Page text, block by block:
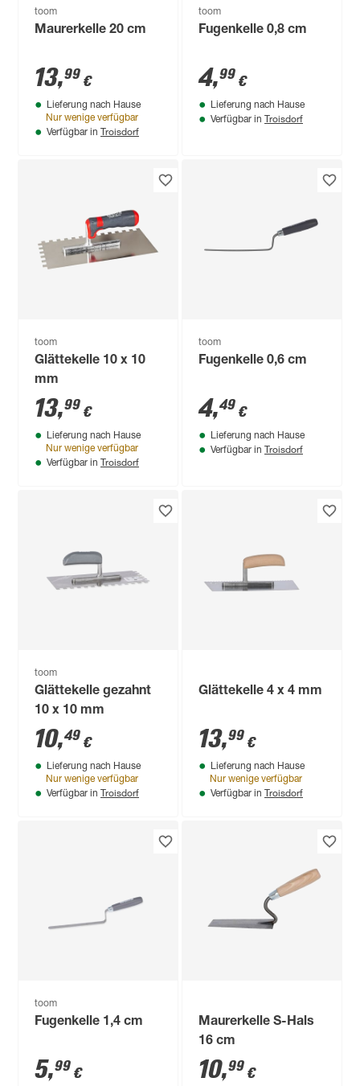
toom
Maurerkelle 20 cm
13,99 €
Lieferung nach Hause
Nur wenige verfügbar
Verfügbar in Troisdorf
toom
Fugenkelle 0,8 cm
4,99 €
Lieferung nach Hause
Verfügbar in Troisdorf
toom
Glättekelle 10 x 10
mm
13,99 €
Lieferung nach Hause
Nur wenige verfügbar
Verfügbar in Troisdorf
toom
Fugenkelle 0,6 cm
4,49 €
Lieferung nach Hause
Verfügbar in Troisdorf
toom
Glättekelle gezahnt
10 x 10 mm
10,49 €
Lieferung nach Hause
Nur wenige verfügbar
Verfügbar in Troisdorf
Glättekelle 4 x 4 mm
13,99 €
Lieferung nach Hause
Nur wenige verfügbar
Verfügbar in Troisdorf
toom
Fugenkelle 1,4 cm
5,99 €
Maurerkelle S-Hals
16 cm
10,99 €